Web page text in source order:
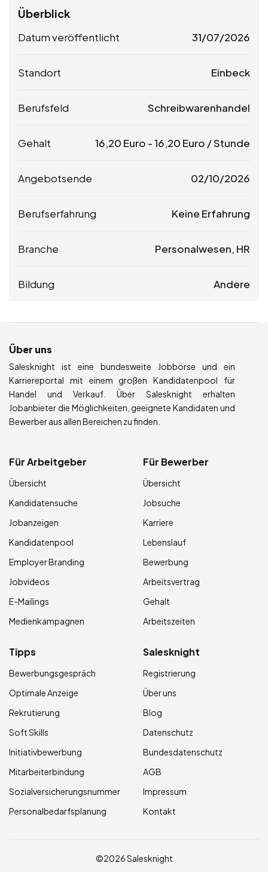
Überblick
Datum veröffentlicht 31/07/2026
Standort Einbeck
Berufsfeld Schreibwarenhandel
Gehalt 16,20 Euro -16,20 Euro / Stunde
Angebotsende 02/10/2026
Berufserfahrung Keine Erfahrung
Branche Personalwesen, HR
Bildung Andere
Über uns
Salesknight ist eine bundesweite Jobbörse und ein
Karriereportal mit einem großen Kandidatenpool für
Handel und Verkauf. Über Salesknight erhalten
Jobanbieter die Möglichkeiten, geeignete Kandidaten und
Bewerber aus allen Bereichen zu finden.
Für Arbeitgeber
Übersicht
Kandidatensuche
Jobanzeigen
Kandidatenpool
Employer Branding
Jobvideos
E-Mailings
Medienkampagnen
Für Bewerber
Übersicht
Jobsuche
Karriere
Lebenslauf
Bewerbung
Arbeitsvertrag
Gehalt
Arbeitszeiten
Tipps
Bewerbungsgespräch
Optimale Anzeige
Rekrutierung
Soft Skills
Initiativbewerbung
Mitarbeiterbindung
Sozialversicherungsnummer
Personalbedarfsplanung
Salesknight
Registrierung
Über uns
Blog
Datenschutz
Bundesdatenschutz
AGB
Impressum
Kontakt
©2026 Salesknight